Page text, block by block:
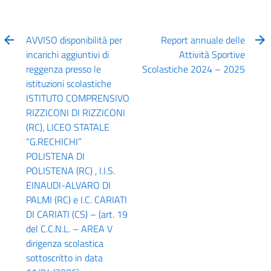
AVVISO disponibilità per
incarichi aggiuntivi di
reggenza presso le
istituzioni scolastiche
ISTITUTO COMPRENSIVO
RIZZICONI DI RIZZICONI
(RC), LICEO STATALE
“G.RECHICHI”
POLISTENA DI
POLISTENA (RC) , I.I.S.
EINAUDI-ALVARO DI
PALMI (RC) e I.C. CARIATI
DI CARIATI (CS) – (art. 19
del C.C.N.L. – AREA V
dirigenza scolastica
sottoscritto in data
Report annuale delle
Attività Sportive
Scolastiche 2024 – 2025